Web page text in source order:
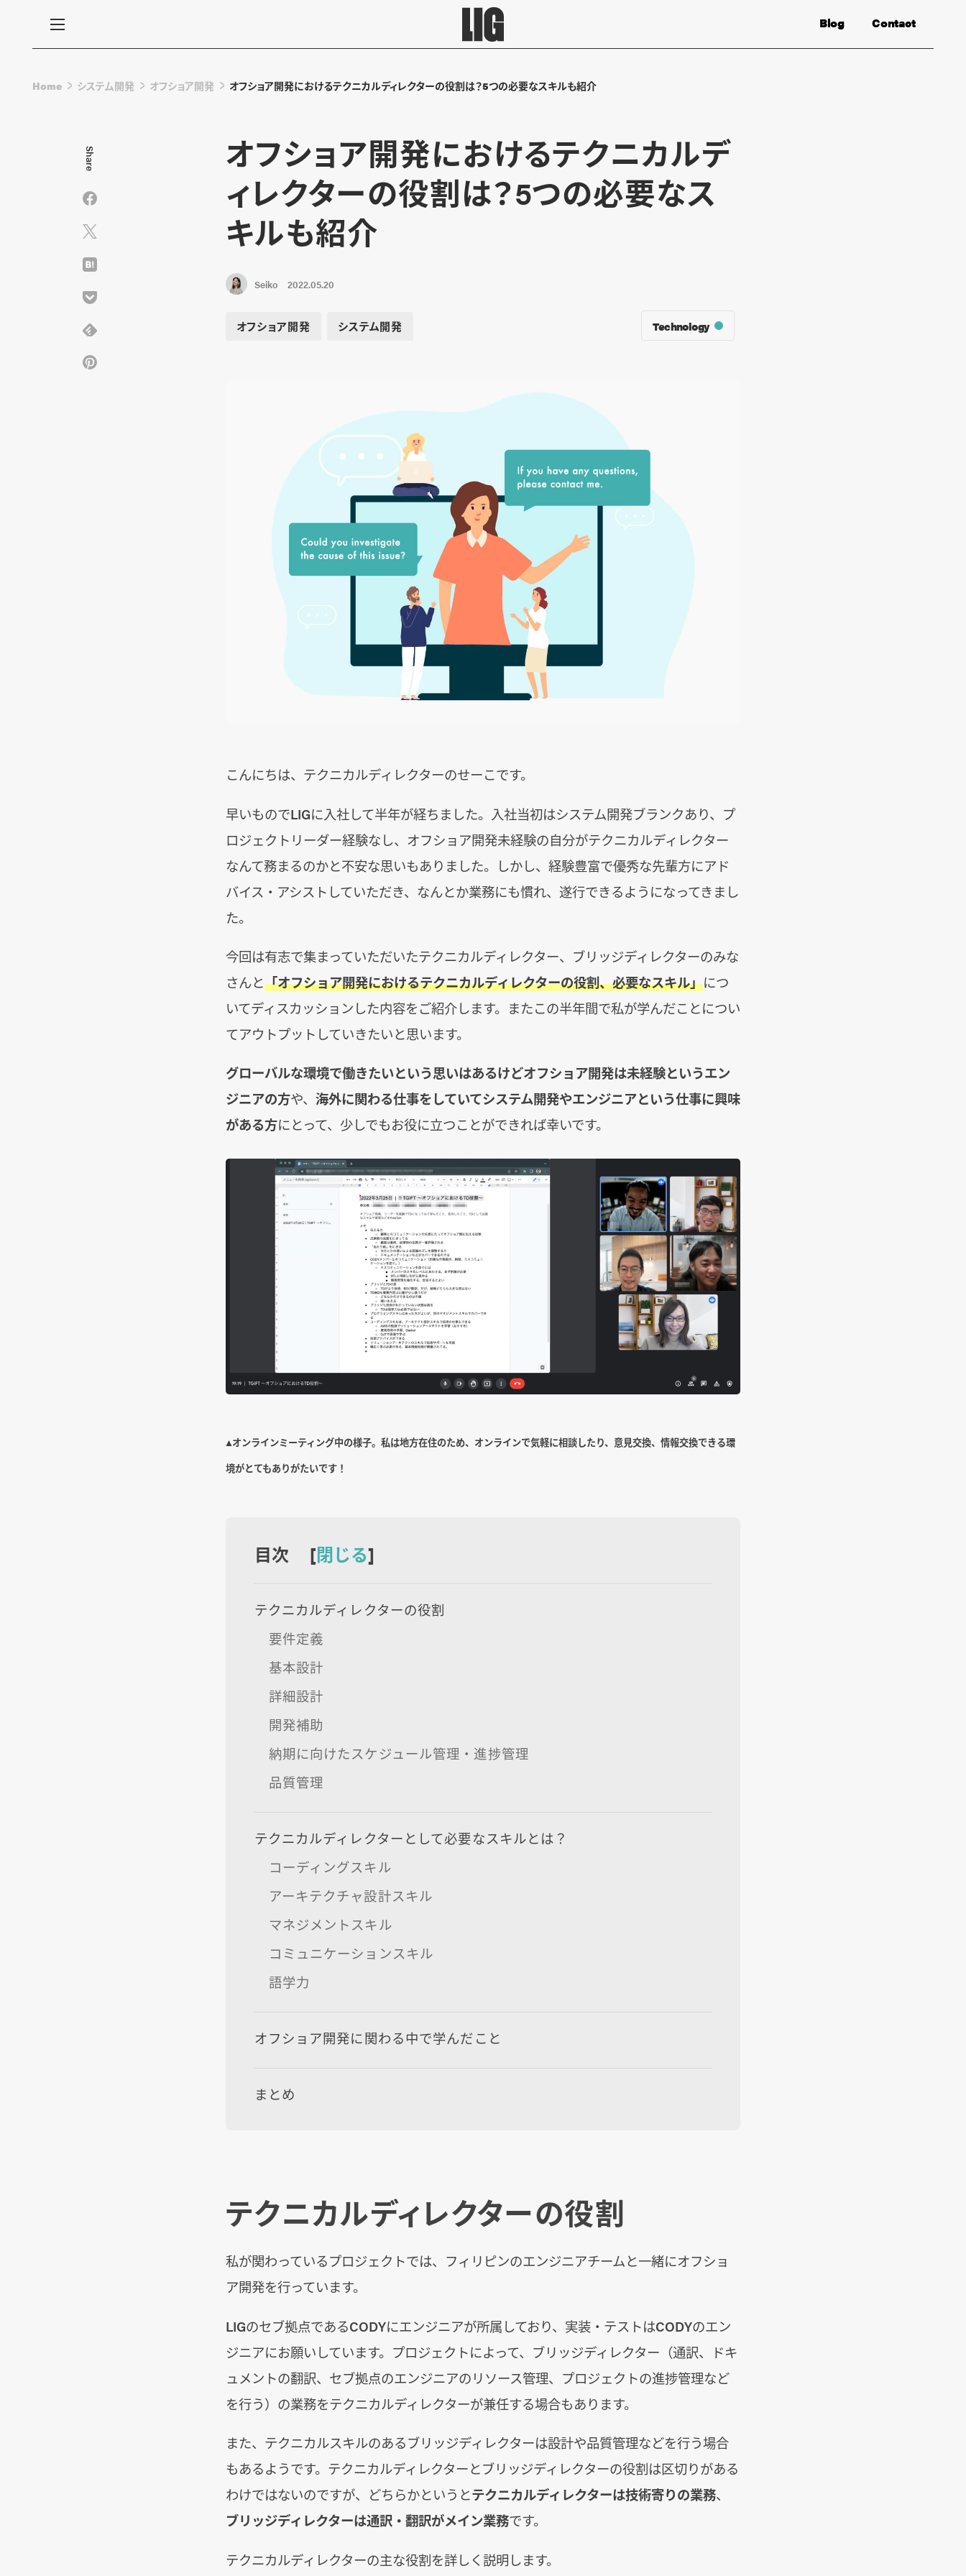
Contact
Blog
Home システム開発 オフショア開発 オフショア開発におけるテクニカルディレクターの役割は？5つの必要なスキルも紹介
オフショア開発におけるテクニカルデ
ィレクターの役割は？5つの必要なス
キルも紹介
Seiko 2022.05.20
オフショア開発 システム開発 Technology
こんにちは、テクニカルディレクターのせーこです。
早いものでLIGに入社して半年が経ちました。入社当初はシステム開発ブランクあり、プ
ロジェクトリーダー経験なし、オフショア開発未経験の自分がテクニカルディレクター
なんて務まるのかと不安な思いもありました。しかし、経験豊富で優秀な先輩方にアド
バイス・アシストしていただき、なんとか業務にも慣れ、遂行できるようになってきまし
た。
今回は有志で集まっていただいたテクニカルディレクター、ブリッジディレクターのみな
さんと「オフショア開発におけるテクニカルディレクターの役割、必要なスキル」につ
いてディスカッションした内容をご紹介します。またこの半年間で私が学んだことについ
てアウトプットしていきたいと思います。
グローバルな環境で働きたいという思いはあるけどオフショア開発は未経験というエン
ジニアの方や、 海外に関わる仕事をしていてシステム開発やエンジニアという仕事に興味
がある方にとって、少しでもお役に立つことができれば幸いです。
▲オンラインミーティング中の様子。私は地方在住のため、オンラインで気軽に相談したり、意見交換、情報交換できる環
境がとてもありがたいです！
目次 [閉じる]
テクニカルディレクターの役割
要件定義
基本設計
詳細設計
開発補助
納期に向けたスケジュール管理・進捗管理
品質管理
テクニカルディレクターとして必要なスキルとは？
コーディングスキル
アーキテクチャ設計スキル
マネジメントスキル
コミュニケーションスキル
語学力
オフショア開発に関わる中で学んだこと
まとめ
テクニカルディレクターの役割
私が関わっているプロジェクトでは、フィリピンのエンジニアチームと一緒にオフショ
ア開発を行っています。
LIGのセブ拠点であるCODYにエンジニアが所属しており、実装・テストはCODYのエン
ジニアにお願いしています。プロジェクトによって、ブリッジディレクター（通訳、ドキ
ュメントの翻訳、セブ拠点のエンジニアのリソース管理、プロジェクトの進捗管理など
を行う）の業務をテクニカルディレクターが兼任する場合もあります。
また、テクニカルスキルのあるブリッジディレクターは設計や品質管理などを行う場合
もあるようです。テクニカルディレクターとブリッジディレクターの役割は区切りがある
わけではないのですが、どちらかというとテクニカルディレクターは技術寄りの業務、
ブリッジディレクターは通訳・翻訳がメイン業務です。
テクニカルディレクターの主な役割を詳しく説明します。
Share